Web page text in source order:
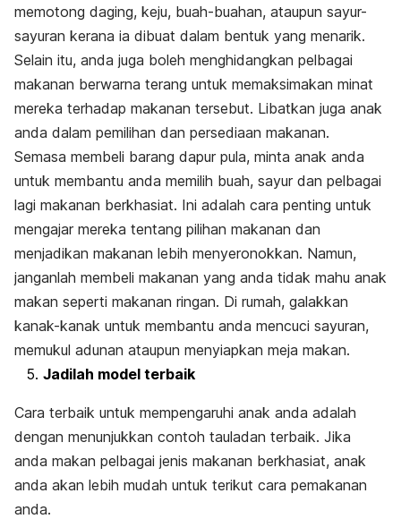
memotong daging, keju, buah-buahan, ataupun sayur-
sayuran kerana ia dibuat dalam bentuk yang menarik.
Selain itu, anda juga boleh menghidangkan pelbagai
makanan berwarna terang untuk memaksimakan minat
mereka terhadap makanan tersebut. Libatkan juga anak
anda dalam pemilihan dan persediaan makanan.
Semasa membeli barang dapur pula, minta anak anda
untuk membantu anda memilih buah, sayur dan pelbagai
lagi makanan berkhasiat. Ini adalah cara penting untuk
mengajar mereka tentang pilihan makanan dan
menjadikan makanan lebih menyeronokkan. Namun,
janganlah membeli makanan yang anda tidak mahu anak
makan seperti makanan ringan. Di rumah, galakkan
kanak-kanak untuk membantu anda mencuci sayuran,
memukul adunan ataupun menyiapkan meja makan.
Jadilah model terbaik
Cara terbaik untuk mempengaruhi anak anda adalah
dengan menunjukkan contoh tauladan terbaik. Jika
anda makan pelbagai jenis makanan berkhasiat, anak
anda akan lebih mudah untuk terikut cara pemakanan
anda.